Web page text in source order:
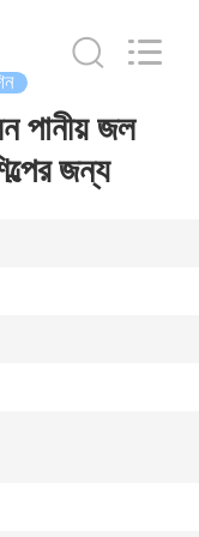
পানীয় জল
জন্য